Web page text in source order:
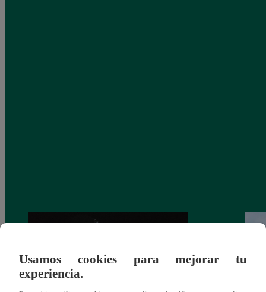
Usamos cookies para mejorar tu
experiencia.